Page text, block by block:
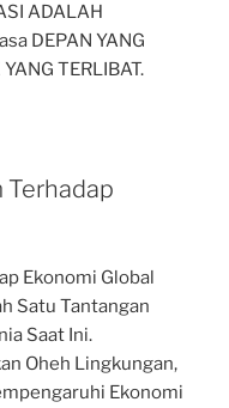
ADALAH
DEPAN YANG
TERLIBAT.
Terhadap
Ekonomi Global
Satu Tantangan
Saat Ini.
Oheh Lingkungan,
Ekonomi